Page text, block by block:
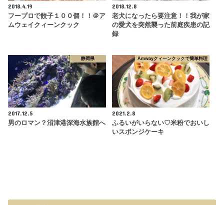
2018.4.19
フープロで餃子１００個！！＠ア
ムウェイクィーンクック
2018.12.8
老犬になったら要注意！！我が家
の愛犬を突然襲った前庭疾患の記
録
静岡県
2017.12.5
男のロマン？沼津港深海水族館へ
Amwayクィーンクックで簡単料理
2021.2.8
ふるいがいらない♡米粉でおいし
いスポンジケーキ